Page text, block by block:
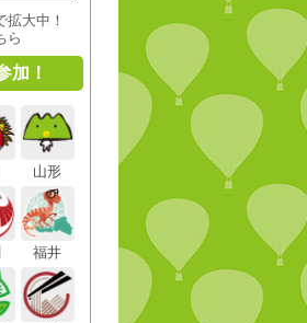
拡大中！
ら
加！
山形
福井